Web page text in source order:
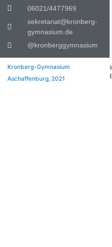
06021/4477969
sekretariat@kronberg-
gymnasium.de
@kronberggymnasium
Kronberg-Gymnasium
Aschaffenburg, 2021